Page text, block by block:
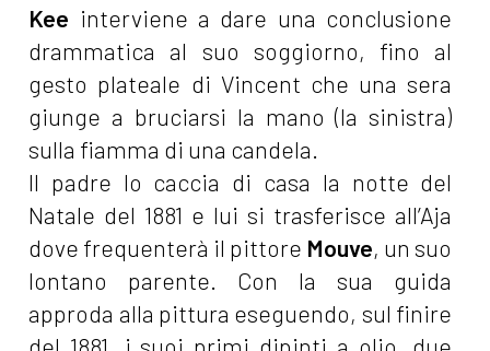
Kee interviene a dare una conclusione
drammatica al suo soggiorno, fino al
gesto plateale di Vincent che una sera
giunge a bruciarsi la mano (la sinistra)
sulla fiamma di una candela.
Il padre lo caccia di casa la notte del
Natale del 1881 e lui si trasferisce all’Aja
dove frequenterà il pittore Mouve, un suo
lontano parente. Con la sua guida
approda alla pittura eseguendo, sul finire